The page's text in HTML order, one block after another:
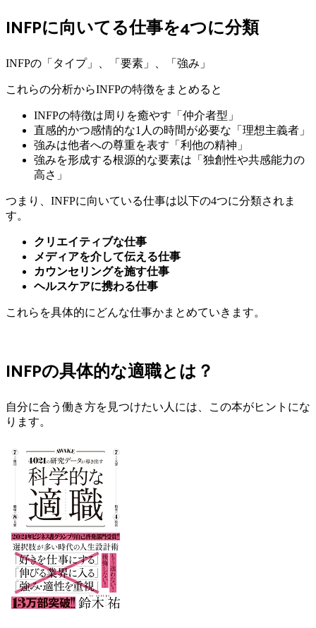
INFPに向いてる仕事を4つに分類
INFPの「タイプ」、「要素」、「強み」
これらの分析からINFPの特徴をまとめると
INFPの特徴は周りを癒やす「仲介者型」
直感的かつ感情的な1人の時間が必要な「理想主義者」
強みは他者への尊重を表す「利他の精神」
強みを形成する根源的な要素は「独創性や共感能力の
高さ」
つまり、INFPに向いている仕事は以下の4つに分類されま
す。
クリエイティブな仕事
メディアを介して伝える仕事
カウンセリングを施す仕事
ヘルスケアに携わる仕事
これらを具体的にどんな仕事かまとめていきます。
INFPの具体的な適職とは？
自分に合う働き方を見つけたい人には、この本がヒントにな
ります。